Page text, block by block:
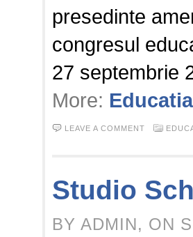
presedinte
congresul
27 septembrie
More:
LEAVE A COMMENT
Studio
BY ADMIN, ON